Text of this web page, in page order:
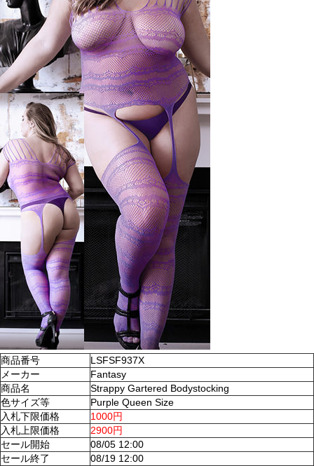
商品番号
LSFSF937X
メーカー
Fantasy
商品名
Strappy Gartered Bodystocking
色サイズ等
Purple Queen Size
入札下限価格
1000円
入札上限価格
2900円
セール開始
08/05 12:00
セール終了
08/19 12:00